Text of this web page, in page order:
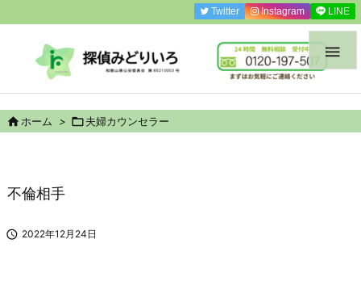

Twitter Instagram LINE
ホーム > 夫婦カウンセラー
不倫相手
 2022年12月24日